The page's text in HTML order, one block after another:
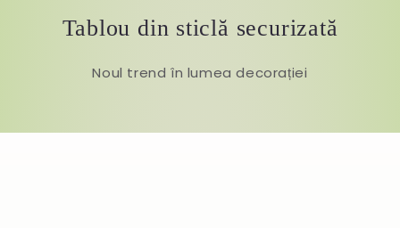
Tablou din sticlă securizată
Noul trend în lumea decorației